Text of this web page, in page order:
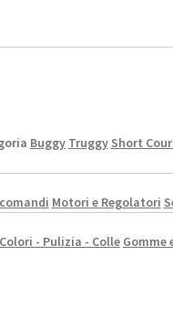
Buggy Truggy Short
Motori e Regolatori
Colori - Pulizia - Colle Gomme